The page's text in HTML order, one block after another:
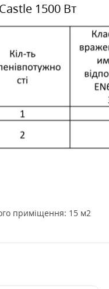
1500 Вт
приміщення: 15 м2